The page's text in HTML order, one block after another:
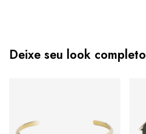
Deixe seu look completo